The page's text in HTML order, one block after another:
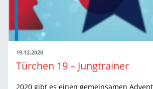
19.12.2020
Türchen 19 – Jungtrainer
2020 gibt es einen gemeinsamen